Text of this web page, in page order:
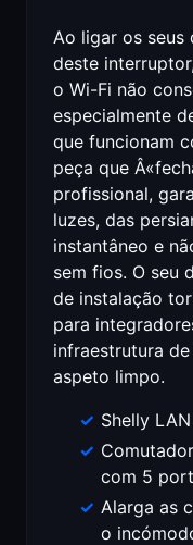
Ao ligar os seus
deste
o Wi-Fi não
especialmente
que funcionam
peça que
profissional,
luzes, das
instantâneo e
sem fios. O seu
de instalação
para
infraestrutura
aspeto limpo.
Shelly
com 5
Alarga as
o